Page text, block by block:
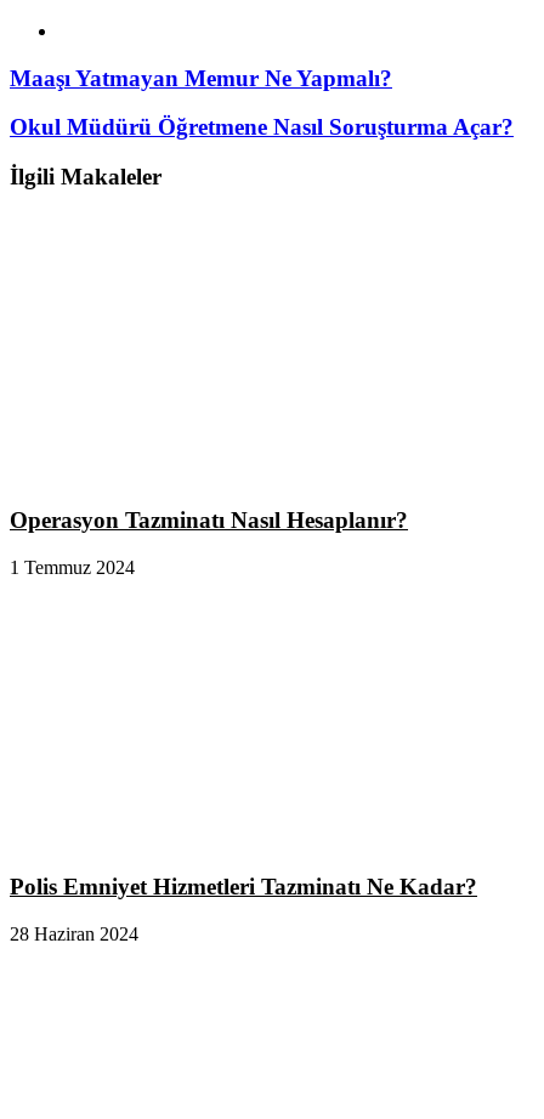
Maaşı Yatmayan Memur Ne Yapmalı?
Okul Müdürü Öğretmene Nasıl Soruşturma Açar?
İlgili Makaleler
Operasyon Tazminatı Nasıl Hesaplanır?
1 Temmuz 2024
Polis Emniyet Hizmetleri Tazminatı Ne Kadar?
28 Haziran 2024